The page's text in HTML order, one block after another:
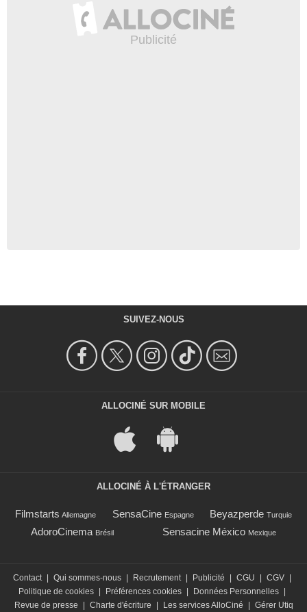
SUIVEZ-NOUS
ALLOCINÉ SUR MOBILE
ALLOCINÉ À L'ÉTRANGER
Filmstarts Allemagne SensaCine Espagne Beyazperde Turquie
AdoroCinema Brésil Sensacine México Mexique
Contact Qui sommes-nous Recrutement Publicité CGU CGV
Politique de cookies
Préférences cookies Données Personnelles
Revue de presse
Charte d'écriture Les services AlloCiné Gérer Utiq